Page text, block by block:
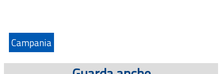
Campania